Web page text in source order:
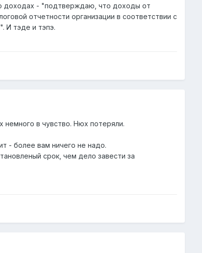
доходах - "подтверждаю, что доходы от
отчетности организации в соответствии с
И тэде и тэпэ.
в чувство. Нюх потеряли.
- более вам ничего не надо.
срок, чем дело завести за